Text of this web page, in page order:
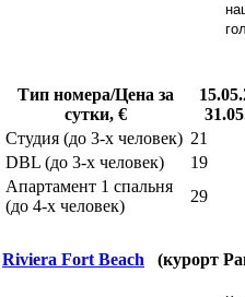
Тип номера/Цена за
сутки, €
Студия (до 3-х человек) 21
DBL (до 3-х человек)
19
Апартамент 1 спальня
(до 4-х человек)
29
Riviera Fort Beach (курорт